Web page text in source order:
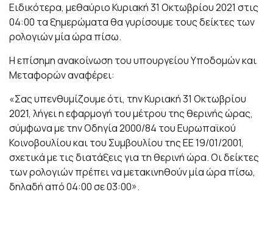
Ειδικότερα, μεθαύριο Κυριακή 31 Οκτωβρίου 2021 στις
04:00 τα ξημερώματα θα γυρίσουμε τους δείκτες των
ρολογιών μία ώρα πίσω.
Η επίσημη ανακοίνωση του υπουργείου Υποδομών και
Μεταφορών αναφέρει:
«Σας υπενθυμίζουμε ότι, την Κυριακή 31 Οκτωβρίου
2021, λήγει η εφαρμογή του μέτρου της θερινής ώρας,
σύμφωνα με την Οδηγία 2000/84 του Ευρωπαϊκού
Κοινοβουλίου και του Συμβουλίου της EE 19/01/2001,
σχετικά με τις διατάξεις για τη θερινή ώρα. Οι δείκτες
των ρολογιών πρέπει να μετακινηθούν μία ώρα πίσω,
δηλαδή από 04:00 σε 03:00».